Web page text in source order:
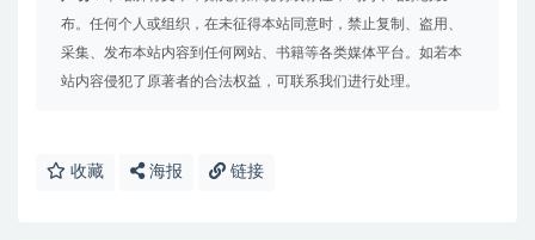
布。任何个人或组织，在未征得本站同意时，禁止复制、盗用、
采集、发布本站内容到任何网站、书籍等各类媒体平台。如若本
站内容侵犯了原著者的合法权益，可联系我们进行处理。
收藏 海报 链接